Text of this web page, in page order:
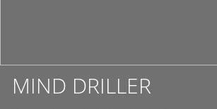
MIND DRILLER